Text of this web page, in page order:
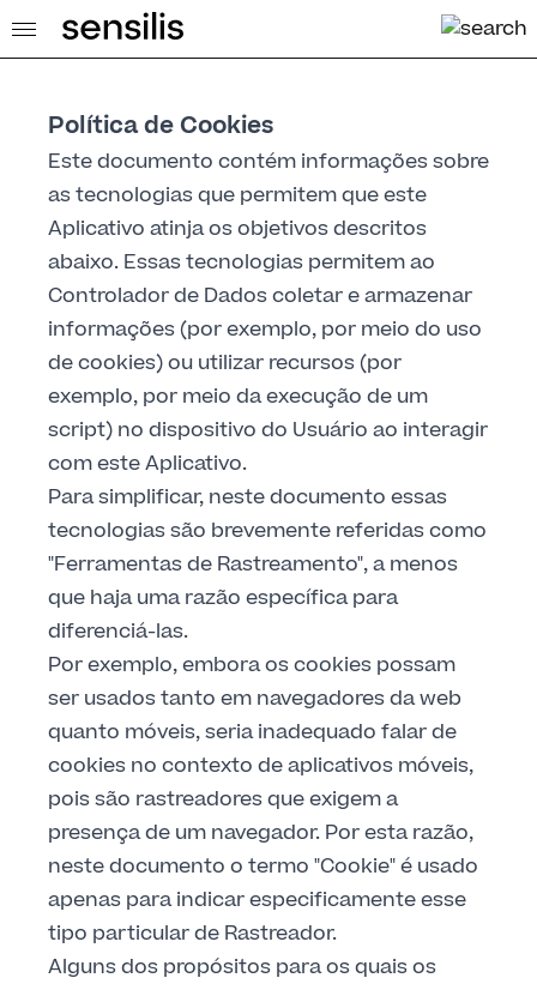
Política de Cookies
Este documento contém informações sobre
as tecnologias que permitem que este
Aplicativo atinja os objetivos descritos
abaixo. Essas tecnologias permitem ao
Controlador de Dados coletar e armazenar
informações (por exemplo, por meio do uso
de cookies) ou utilizar recursos (por
exemplo, por meio da execução de um
script) no dispositivo do Usuário ao interagir
com este Aplicativo.
Para simplificar, neste documento essas
tecnologias são brevemente referidas como
"Ferramentas de Rastreamento", a menos
que haja uma razão específica para
diferenciá-las.
Por exemplo, embora os cookies possam
ser usados tanto em navegadores da web
quanto móveis, seria inadequado falar de
cookies no contexto de aplicativos móveis,
pois são rastreadores que exigem a
presença de um navegador. Por esta razão,
neste documento o termo "Cookie" é usado
apenas para indicar especificamente esse
tipo particular de Rastreador.
Alguns dos propósitos para os quais os